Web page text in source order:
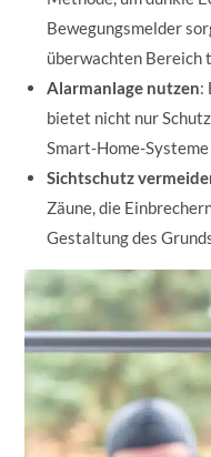
Bewegungsmelder
überwachten Bereich
Alarmanlage nutzen:
bietet nicht nur
Smart-Home-
Sichtschutz
Zäune, die
Gestaltung des